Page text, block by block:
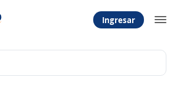
Ingresar